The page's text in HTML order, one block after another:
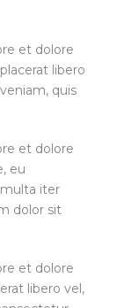
et dolore
libero
quis
et dolore
eu
iter
dolor sit
et dolore
libero vel,